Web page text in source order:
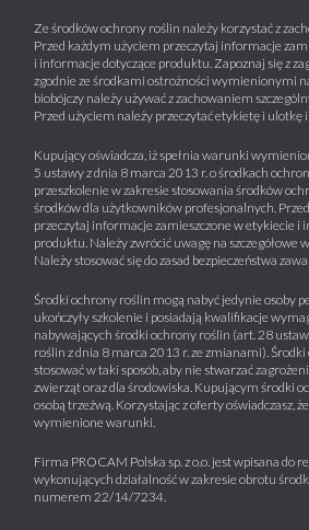
Ze środków ochrony roślin należy korzystać z
Przed każdym użyciem przeczytaj informacje
i informacje dotyczące produktu. Zapoznaj się z
zgodnie ze środkami ostrożności wymienionymi
biobójczy należy używać z zachowaniem
Przed użyciem należy przeczytać etykietę i
Kupujący oświadcza, iż spełnia warunki
5 ustawy z dnia 8 marca 2013 r. o środkach
przeszkolenie w zakresie stosowania środków
środków dla użytkowników profesjonalnych.
przeczytaj informacje zamieszczone w etykiecie i
produktu. Należy zwrócić uwagę na szczegółowe
Należy stosować się do zasad bezpieczeństwa
Środki ochrony roślin mogą nabyć jedynie osoby
ukończyły szkolenie i posiadają kwalifikacje
nabywających środki ochrony roślin (art. 28
roślin z dnia 8 marca 2013 r. ze zmianami).
stosować w taki sposób, aby nie stwarzać
zwierząt oraz dla środowiska. Kupującym środki
osobą trzeźwą. Korzystając z oferty oświadczasz,
wymienione warunki.
Firma PROCAM Polska sp. z o.o. jest wpisana do
wykonujących działalność w zakresie obrotu
numerem 22/14/7234.